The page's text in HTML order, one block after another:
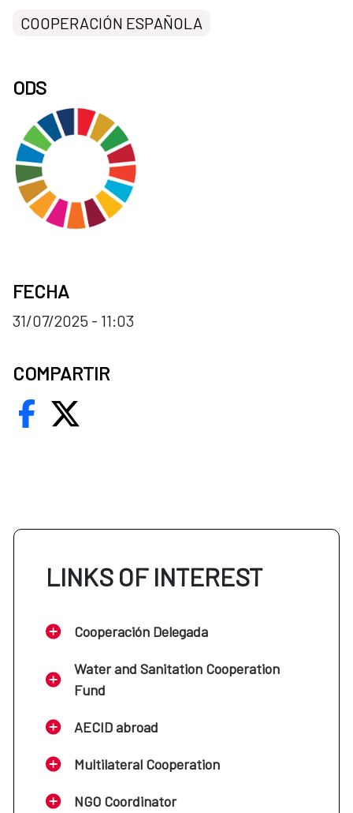
COOPERACIÓN ESPAÑOLA
ODS
FECHA
31/07/2025 - 11:03
COMPARTIR
LINKS OF INTEREST
Cooperación Delegada
Water and Sanitation Cooperation
Fund
AECID abroad
Multilateral Cooperation
NGO Coordinator